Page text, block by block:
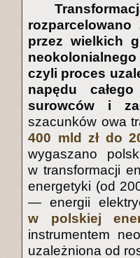
przez wielkich
czyli proces
napędu
surowców i
szacunków owa
400 mld zł do
wygaszano
w transformacji
energetyki (od
— energii
w polskiej
instrumentem
uzależniona od